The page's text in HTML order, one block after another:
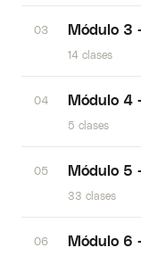
03 Módulo 3
14 clases
04 Módulo 4
5 clases
05 Módulo 5
33 clases
06 Módulo 6